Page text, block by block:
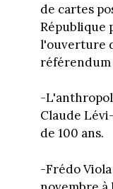
de cartes
République
l'ouverture
référendum
-
Claude
de 100 ans.
-Frédo